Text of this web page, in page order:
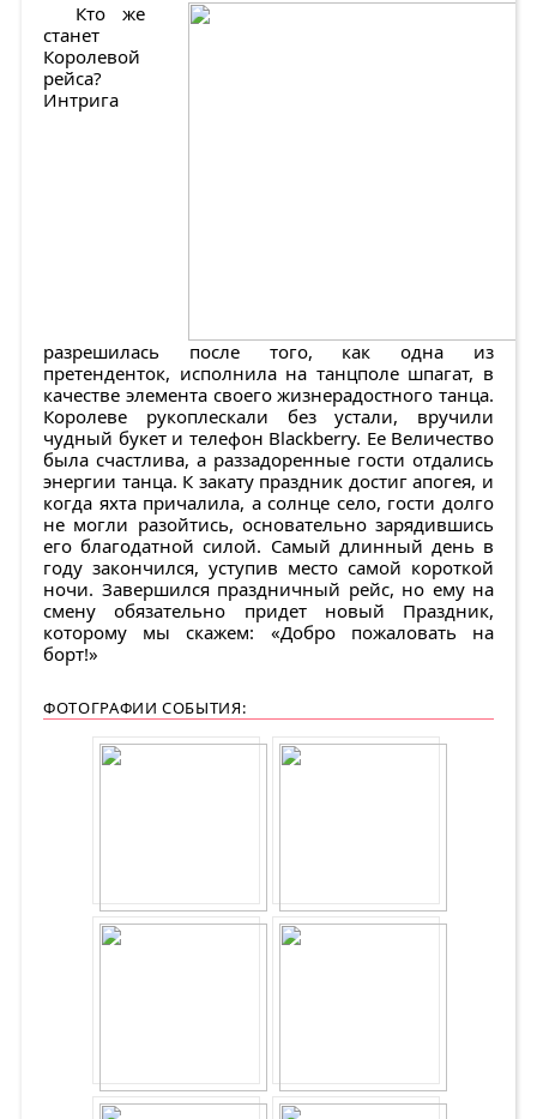
Кто же
станет
Королевой
рейса?
Интрига
разрешилась после того, как одна из
претенденток, исполнила на танцполе шпагат, в
качестве элемента своего жизнерадостного танца.
Королеве рукоплескали без устали, вручили
чудный букет и телефон Blackberry. Ее Величество
была счастлива, а раззадоренные гости отдались
энергии танца. К закату праздник достиг апогея, и
когда яхта причалила, а солнце село, гости долго
не могли разойтись, основательно зарядившись
его благодатной силой. Самый длинный день в
году закончился, уступив место самой короткой
ночи. Завершился праздничный рейс, но ему на
смену обязательно придет новый Праздник,
которому мы скажем: «Добро пожаловать на
борт!»
ФОТОГРАФИИ СОБЫТИЯ: